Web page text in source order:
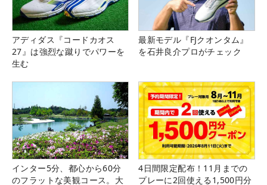
アディダス『コードカオス
27』は強烈な蹴りでパワーを
生む
最新モデル『FJクオンタム』
を石井良介プロがチェック
インター5分、都心から60分
のフラットな美観コース。大
4日間限定配布！11月までの
プレーに2回使える1,500円分